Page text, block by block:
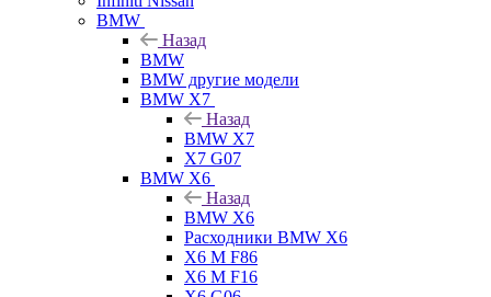
BMW
Назад
BMW
BMW другие модели
BMW X7
Назад
BMW X7
X7 G07
BMW X6
Назад
BMW X6
Расходники BMW X6
X6 M F86
X6 M F16